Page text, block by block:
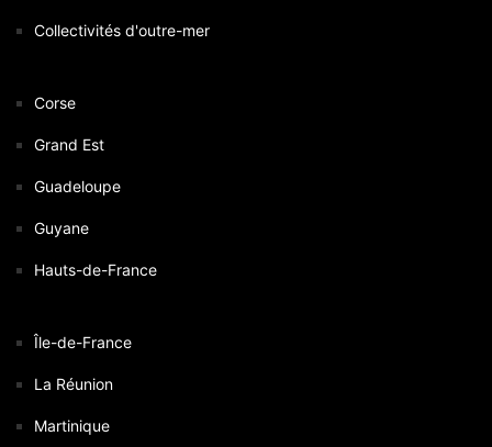
Collectivités d'outre-mer
Corse
Grand Est
Guadeloupe
Guyane
Hauts-de-France
Île-de-France
La Réunion
Martinique